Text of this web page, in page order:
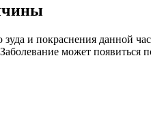
и покраснения данной
может